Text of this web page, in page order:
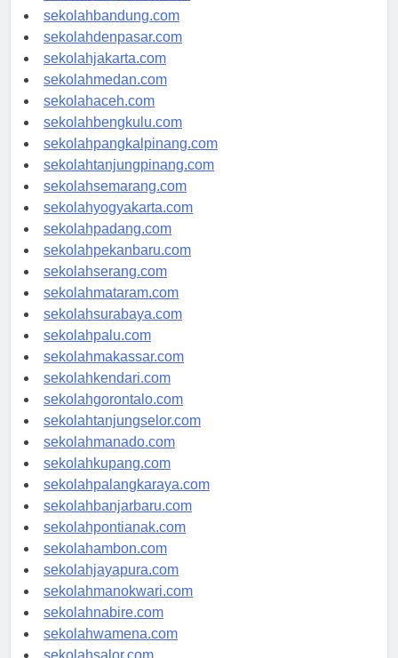
sekolahsamarinda.com
sekolahbandung.com
sekolahdenpasar.com
sekolahjakarta.com
sekolahmedan.com
sekolahaceh.com
sekolahbengkulu.com
sekolahpangkalpinang.com
sekolahtanjungpinang.com
sekolahsemarang.com
sekolahyogyakarta.com
sekolahpadang.com
sekolahpekanbaru.com
sekolahserang.com
sekolahmataram.com
sekolahsurabaya.com
sekolahpalu.com
sekolahmakassar.com
sekolahkendari.com
sekolahgorontalo.com
sekolahtanjungselor.com
sekolahmanado.com
sekolahkupang.com
sekolahpalangkaraya.com
sekolahbanjarbaru.com
sekolahpontianak.com
sekolahambon.com
sekolahjayapura.com
sekolahmanokwari.com
sekolahnabire.com
sekolahwamena.com